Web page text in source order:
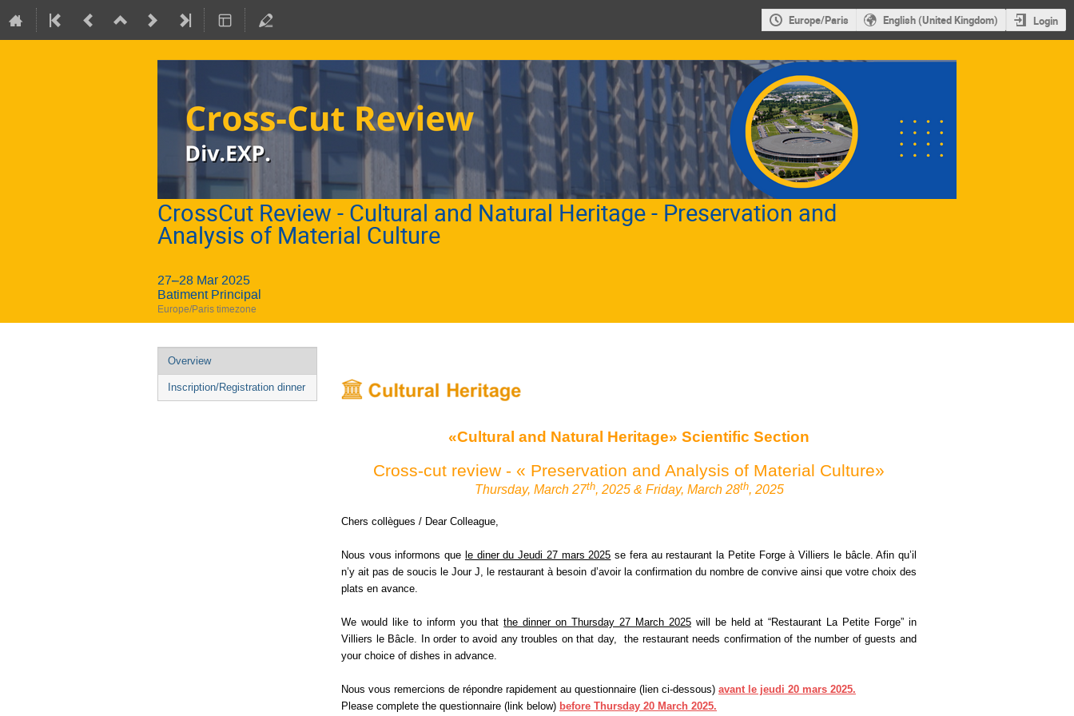
Europe/Paris English (United Kingdom) Login
CrossCut Review - Cultural and Natural Heritage - Preservation and
Analysis of Material Culture
27–28 Mar 2025
Batiment Principal
Europe/Paris timezone
Event
menu
Overview
Inscription/Registration dinner
«Cultural and Natural Heritage» Scientific Section
Cross-cut review - « Preservation and Analysis of Material Culture»
Thursday, March 27th, 2025 & Friday, March 28th, 2025
Chers collègues / Dear Colleague,
Nous vous informons que le diner du Jeudi 27 mars 2025 se fera au restaurant la Petite Forge à Villiers le bâcle. Afin qu’il
n’y ait pas de soucis le Jour J, le restaurant à besoin d’avoir la confirmation du nombre de convive ainsi que votre choix des
plats en avance.
We would like to inform you thatthe dinner on Thursday 27 March 2025will be held at “Restaurant La Petite Forge” in
Villiers le Bâcle.
In order to avoid any troubles on that day,
the restaurant needs confirmation of the number of guests and
your choice of dishes in advance.
Nous vous remercions de répondre rapidement au questionnaire (lien ci-dessous) avant le jeudi 20 mars 2025.
Please complete the questionnaire (link below) before Thursday 20 March 2025.